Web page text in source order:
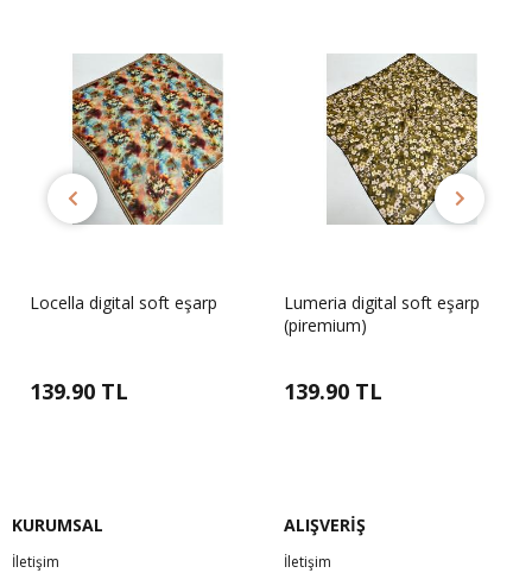
Locella digital soft eşarp
139.90 TL
Lumeria digital soft eşarp
(piremium)
139.90 TL
KURUMSAL
İletişim
ALIŞVERİŞ
İletişim